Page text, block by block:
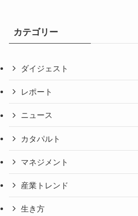
カテゴリー
ダイジェスト
レポート
ニュース
カタパルト
マネジメント
産業トレンド
生き方